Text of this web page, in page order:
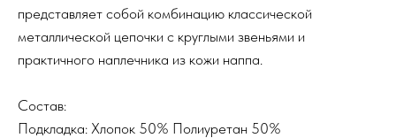
представляет собой комбинацию классической
металлической цепочки с круглыми звеньями и
практичного наплечника из кожи наппа.
Состав:
Подкладка: Хлопок 50% Полиуретан 50%